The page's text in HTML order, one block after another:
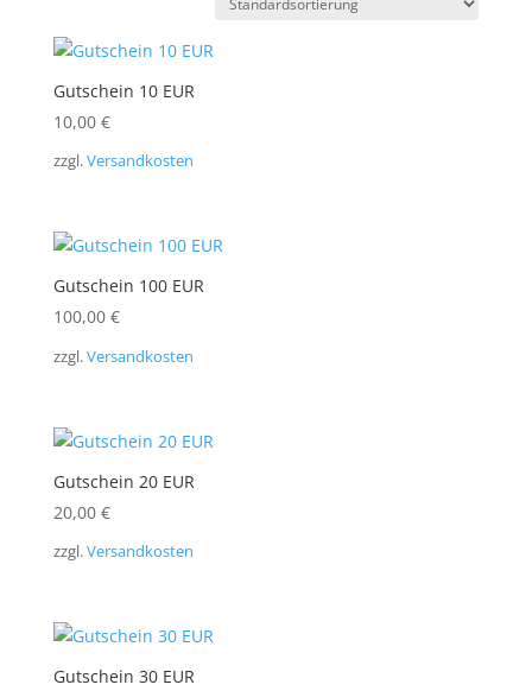
Gutschein 10 EUR
10,00 €
zzgl.Versandkosten
Gutschein 100 EUR
100,00 €
zzgl.Versandkosten
Gutschein 20 EUR
20,00 €
zzgl.Versandkosten
Gutschein 30 EUR